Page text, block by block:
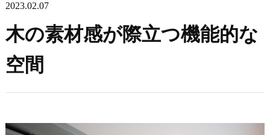
2023.02.07
木の素材感が際立つ機能的な
空間